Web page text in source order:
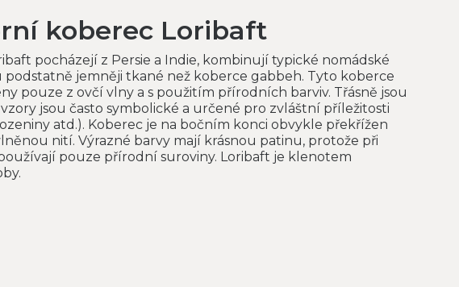
koberec Loribaft
pocházejí z Persie a Indie, kombinují typické nomádské
podstatně jemněji tkané než koberce gabbeh. Tyto koberce
pouze z ovčí vlny a s použitím přírodních barviv. Třásně jsou
jsou často symbolické a určené pro zvláštní příležitosti
atd.). Koberec je na bočním konci obvykle překřížen
nití. Výrazné barvy mají krásnou patinu, protože při
pouze přírodní suroviny. Loribaft je klenotem